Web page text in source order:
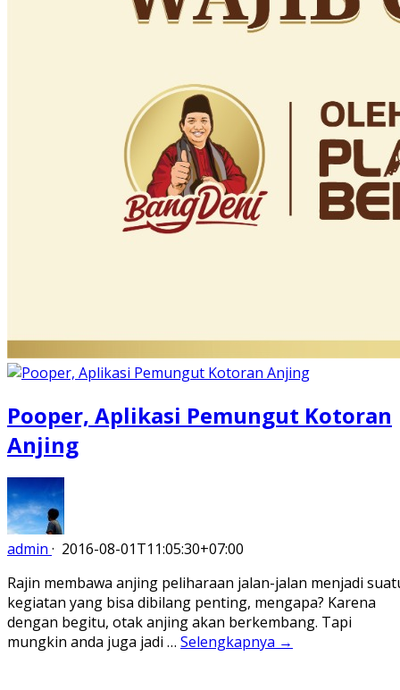
Pooper, Aplikasi Pemungut Kotoran
Anjing
admin · 2016-08-01T11:05:30+07:00
Rajin membawa anjing peliharaan jalan-jalan menjadi
kegiatan yang bisa dibilang penting, mengapa? Karena
dengan begitu, otak anjing akan berkembang. Tapi
mungkin anda juga jadi … Selengkapnya →